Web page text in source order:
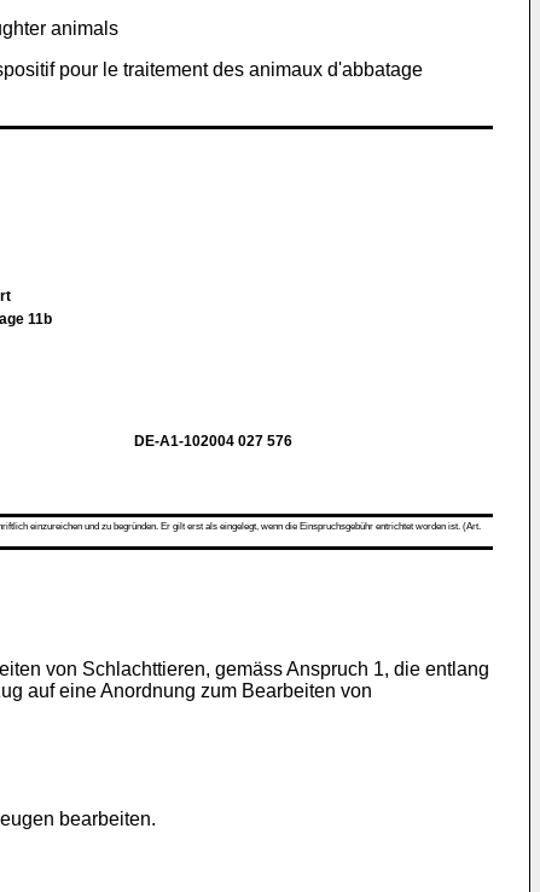
animals
pour le traitement des animaux d'abbatage
11b
DE-A1-102004 027 576
einzureichen und zu begründen. Er gilt erst als eingelegt, wenn die Einspruchsgebühr entrichtet worden ist. (Art.
von Schlachttieren, gemäss Anspruch 1, die entlang
auf eine Anordnung zum Bearbeiten von
bearbeiten.